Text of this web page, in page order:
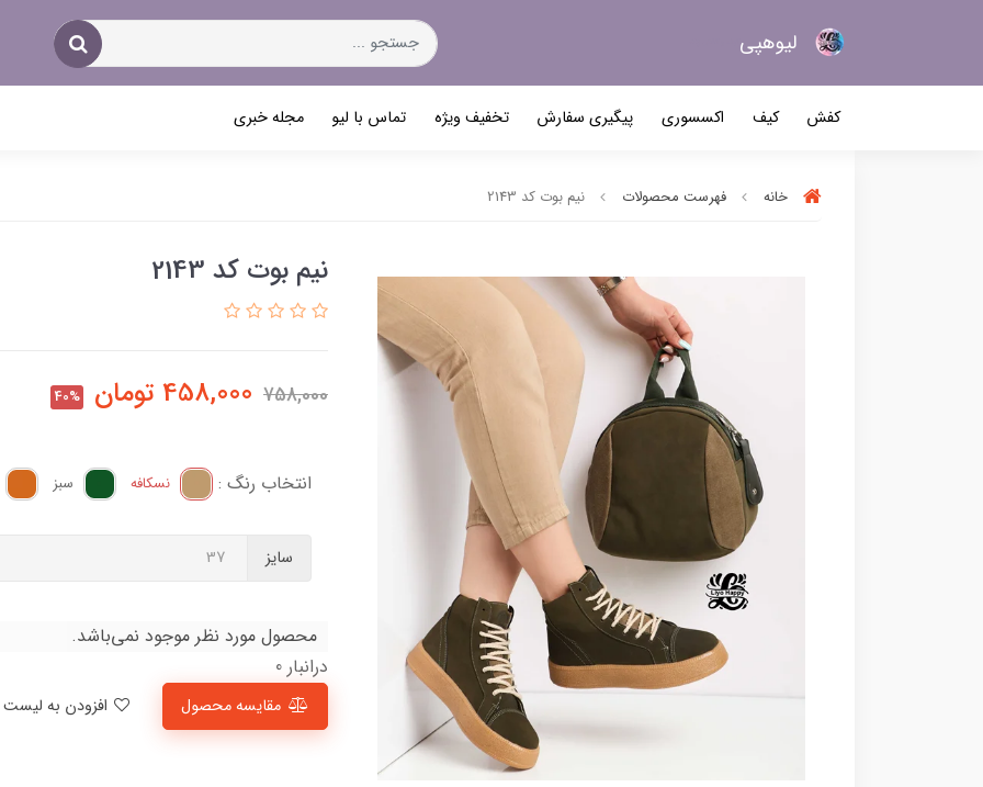
لیو‌هپی
کفش کیف اکسسوری پیگیری سفارش تخفیف ویژه تماس با لیو مجله خبری
خانه فهرست محصولات نیم بوت کد 2143
نیم بوت کد 2143
758,000
458,000 تومان 40%
انتخاب رنگ : نسکافه سبز
سایز
محصول مورد نظر موجود نمی‌باشد.
درانبار 0
مقایسه محصول